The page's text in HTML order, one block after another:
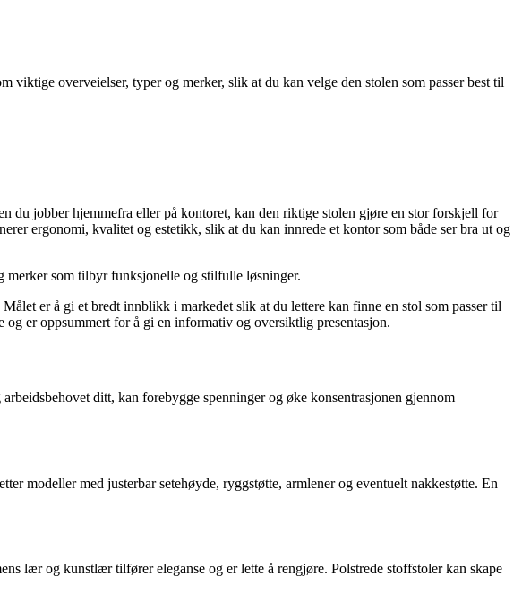
overveielser, typer og merker, slik at du kan velge den stolen som passer best til
du jobber hjemmefra eller på kontoret, kan den riktige stolen gjøre en stor forskjell for
ergonomi, kvalitet og estetikk, slik at du kan innrede et kontor som både ser bra ut og
merker som tilbyr funksjonelle og stilfulle løsninger.
er å gi et bredt innblikk i markedet slik at du lettere kan finne en stol som passer til
er oppsummert for å gi en informativ og oversiktlig presentasjon.
ditt, kan forebygge spenninger og øke konsentrasjonen gjennom
modeller med justerbar setehøyde, ryggstøtte, armlener og eventuelt nakkestøtte. En
lær og kunstlær tilfører eleganse og er lette å rengjøre. Polstrede stoffstoler kan skape